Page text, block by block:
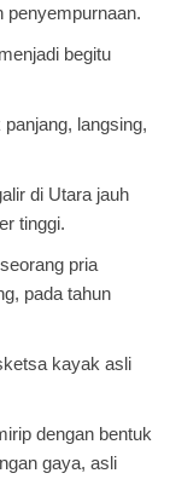
penyempurnaan.
begitu
langsing,
di Utara jauh
tinggi.
pria
pada tahun
kayak asli
dengan bentuk
gaya, asli